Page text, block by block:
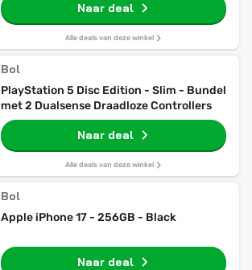
Naar deal
Alle deals van deze winkel
Bol
PlayStation 5 Disc Edition - Slim - Bundel
met 2 Dualsense Draadloze Controllers
Naar deal
Alle deals van deze winkel
Bol
Apple iPhone 17 - 256GB - Black
Naar deal